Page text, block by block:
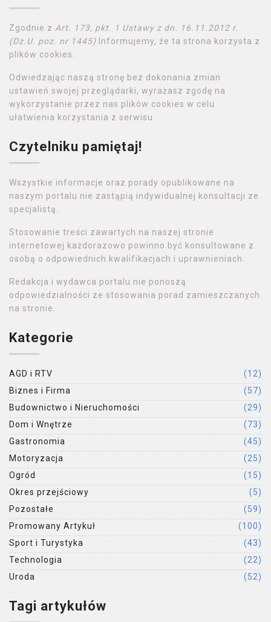
Zgodnie z Art. 173, pkt. 1 Ustawy z dn. 16.11.2012 r.
(Dz.U. poz. nr 1445) Informujemy, że ta strona korzysta z
plików cookies.
Odwiedzając naszą stronę bez dokonania zmian
ustawień swojej przeglądarki, wyrażasz zgodę na
wykorzystanie przez nas plików cookies w celu
ułatwienia korzystania z serwisu.
Czytelniku pamiętaj!
Wszystkie informacje oraz porady opublikowane na
naszym portalu nie zastąpią indywidualnej konsultacji ze
specjalistą.
Stosowanie treści zawartych na naszej stronie
internetowej każdorazowo powinno być konsultowane z
osobą o odpowiednich kwalifikacjach i uprawnieniach.
Redakcja i wydawca portalu nie ponoszą
odpowiedzialności ze stosowania porad zamieszczanych
na stronie.
Kategorie
AGD i RTV
(12)
Biznes i Firma
(57)
Budownictwo i Nieruchomości
(29)
Dom i Wnętrze
(73)
Gastronomia
(45)
Motoryzacja
(25)
Ogród
(15)
Okres przejściowy
(5)
Pozostałe
(59)
Promowany Artykuł
(100)
Sport i Turystyka
(43)
Technologia
(22)
Uroda
(52)
Tagi artykułów